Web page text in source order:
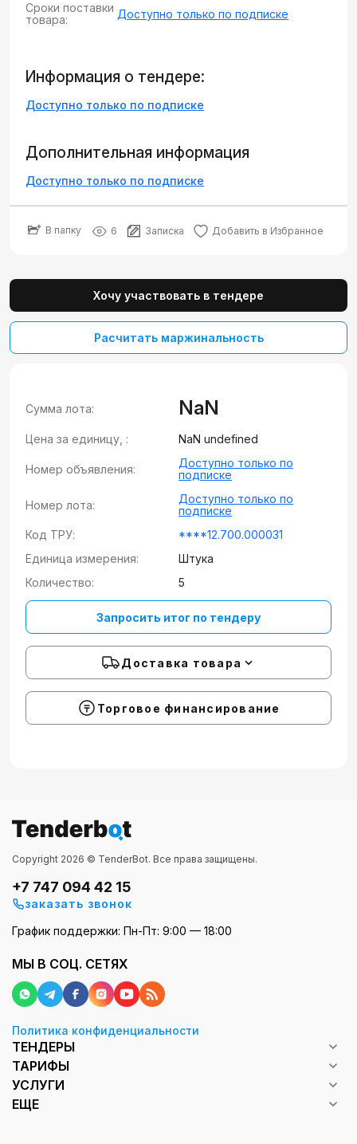
Сроки поставки
товара:
Доступно только по подписке
Информация о тендере:
Доступно только по подписке
Дополнительная информация
Доступно только по подписке
В папку 6 Записка Добавить в Избранное
Хочу участвовать в тендере
Расчитать маржинальность
Сумма лота: NaN
Цена за единицу, : NaN undefined
Номер объявления:
Доступно только по
подписке
Номер лота:
Доступно только по
подписке
Код ТРУ:
****12.700.000031
Единица измерения:
Штука
Количество:
5
Запросить итог по тендеру
Доставка товара
Торговое финансирование
Copyright 2026 © TenderBot. Все права защищены.
+7 747 094 42 15
заказать звонок
График поддержки: Пн-Пт: 9:00 — 18:00
МЫ В СОЦ. СЕТЯХ
Политика конфиденциальности
ТЕНДЕРЫ
ТАРИФЫ
УСЛУГИ
ЕЩЕ